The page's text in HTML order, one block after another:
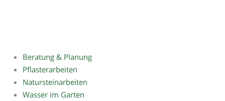
Beratung & Planung
Pflasterarbeiten
Natursteinarbeiten
Wasser im Garten